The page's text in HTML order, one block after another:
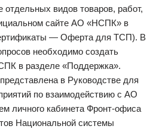
отдельных видов товаров, работ,
сайте АО «НСПК» в
— Оферта для ТСП). В
необходимо создать
в разделе «Поддержка».
в Руководстве для
по взаимодействию с АО
личного кабинета Фронт-офиса
Национальной системы